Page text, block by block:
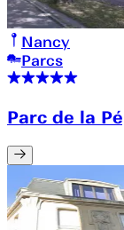
Nancy
Parcs
Parc de la